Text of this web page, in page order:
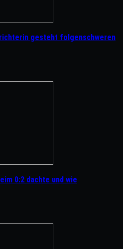
gesteht folgenschweren
0:2 dachte und wie